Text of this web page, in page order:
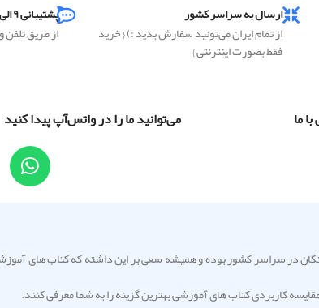
ارسال به سراسر کشور
از تمام ایران می‌تونید سفارش بدید :) { خرید
فقط بصورت اینترنتی }
پشتیبانی ۹ الی ۲۲ همه روزه
از طریق
ما می‌توانید ما را در واتس‌آپ پیدا کنید
آموزان و فرهیختگان در سراسر کشور بوده و همیشه سعی بر این داشته که کتاب های